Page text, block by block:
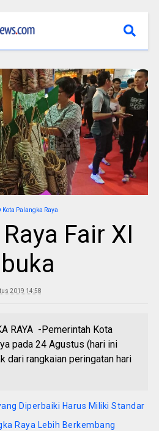
Kota Palangka Raya
Fair XI
2019 14:58
RAYA -Pemerintah Kota
pada 24 Agustus (hari ini
dari rangkaian peringatan hari
Diperbaiki Harus Miliki Standar
Raya Lebih Berkembang